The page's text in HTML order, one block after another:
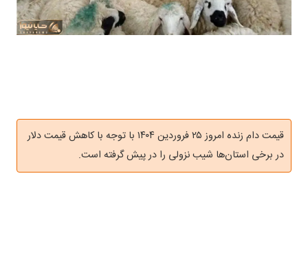
قیمت دام زنده امروز ۲۵ فروردین ۱۴۰۴ با توجه با کاهش قیمت دلار
در برخی استان‌ها شیب نزولی را در پیش گرفته است.